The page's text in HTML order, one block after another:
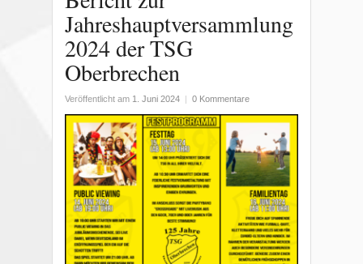
Jahreshauptversammlung
2024 der TSG
Oberbrechen
Veröffentlicht am 1. Juni 2024 0 Kommentare